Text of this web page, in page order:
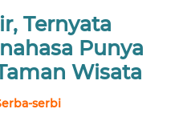
Ternyata
Punya
Wisata
serbi